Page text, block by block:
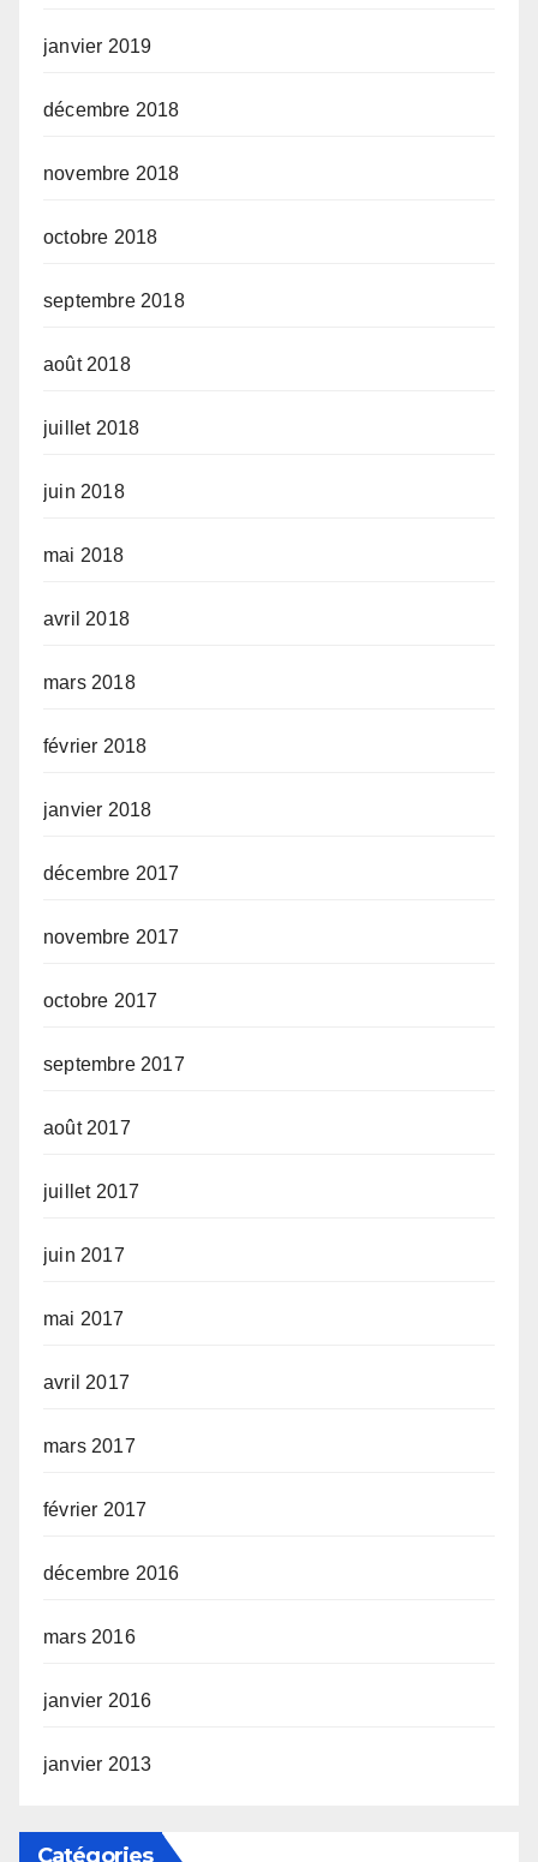
janvier 2019
décembre 2018
novembre 2018
octobre 2018
septembre 2018
août 2018
juillet 2018
juin 2018
mai 2018
avril 2018
mars 2018
février 2018
janvier 2018
décembre 2017
novembre 2017
octobre 2017
septembre 2017
août 2017
juillet 2017
juin 2017
mai 2017
avril 2017
mars 2017
février 2017
décembre 2016
mars 2016
janvier 2016
janvier 2013
Catégories